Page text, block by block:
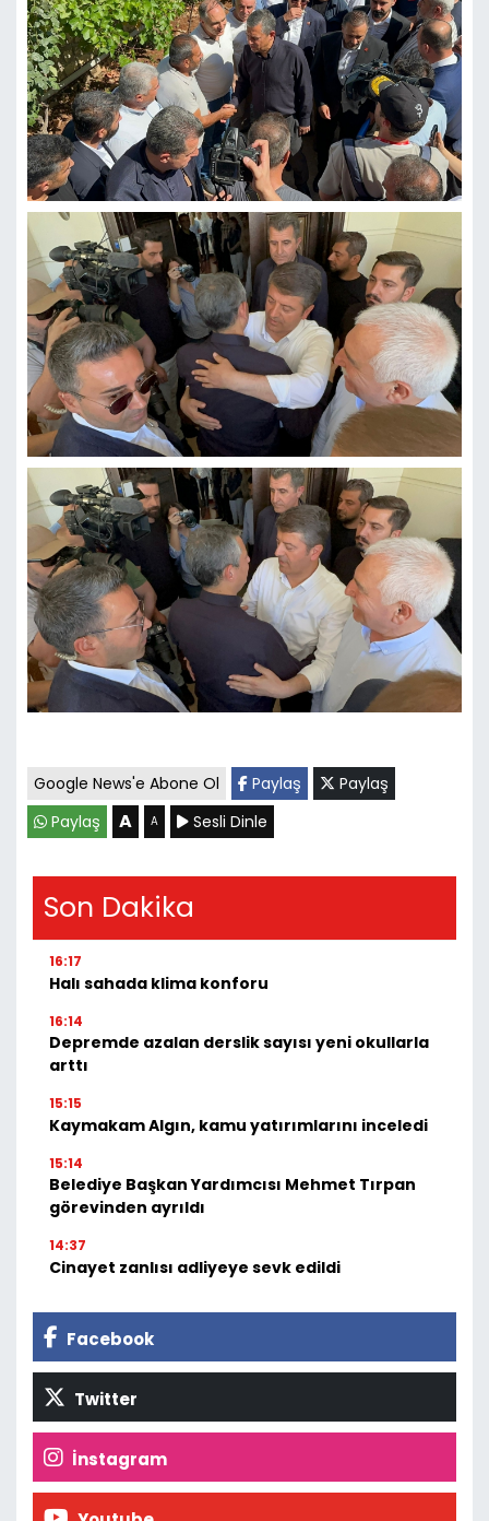
Google News'e Abone Ol Paylaş
Paylaş
Paylaş
A A Sesli Dinle
Son Dakika
16:17
Halı sahada klima konforu
16:14
Depremde azalan derslik sayısı yeni okullarla
arttı
15:15
Kaymakam Algın, kamu yatırımlarını inceledi
15:14
Belediye Başkan Yardımcısı Mehmet Tırpan
görevinden ayrıldı
14:37
Cinayet zanlısı adliyeye sevk edildi
Facebook
Twitter
İnstagram